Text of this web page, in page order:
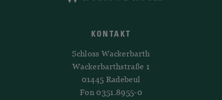
KONTAKT
Schloss Wackerbarth
Wackerbarthstraße 1
01445 Radebeul
Fon 0351.8955-0